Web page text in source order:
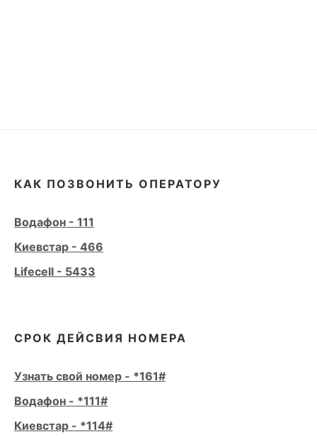
КАК ПОЗВОНИТЬ ОПЕРАТОРУ
Водафон - 111
Киевстар - 466
Lifecell - 5433
СРОК ДЕЙСВИЯ НОМЕРА
Узнать свой номер - *161#
Водафон - *111#
Киевстар - *114#